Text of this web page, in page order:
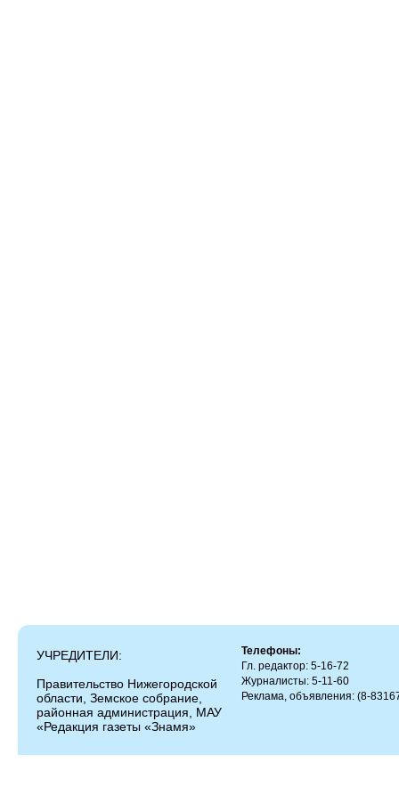
УЧРЕДИТЕЛИ:
Правительство Нижегородской
области, Земское собрание,
районная администрация, МАУ
«Редакция газеты «Знамя»
Телефоны:
Гл. редактор: 5-16-72
Журналисты: 5-11-60
Реклама, объявления: (8-